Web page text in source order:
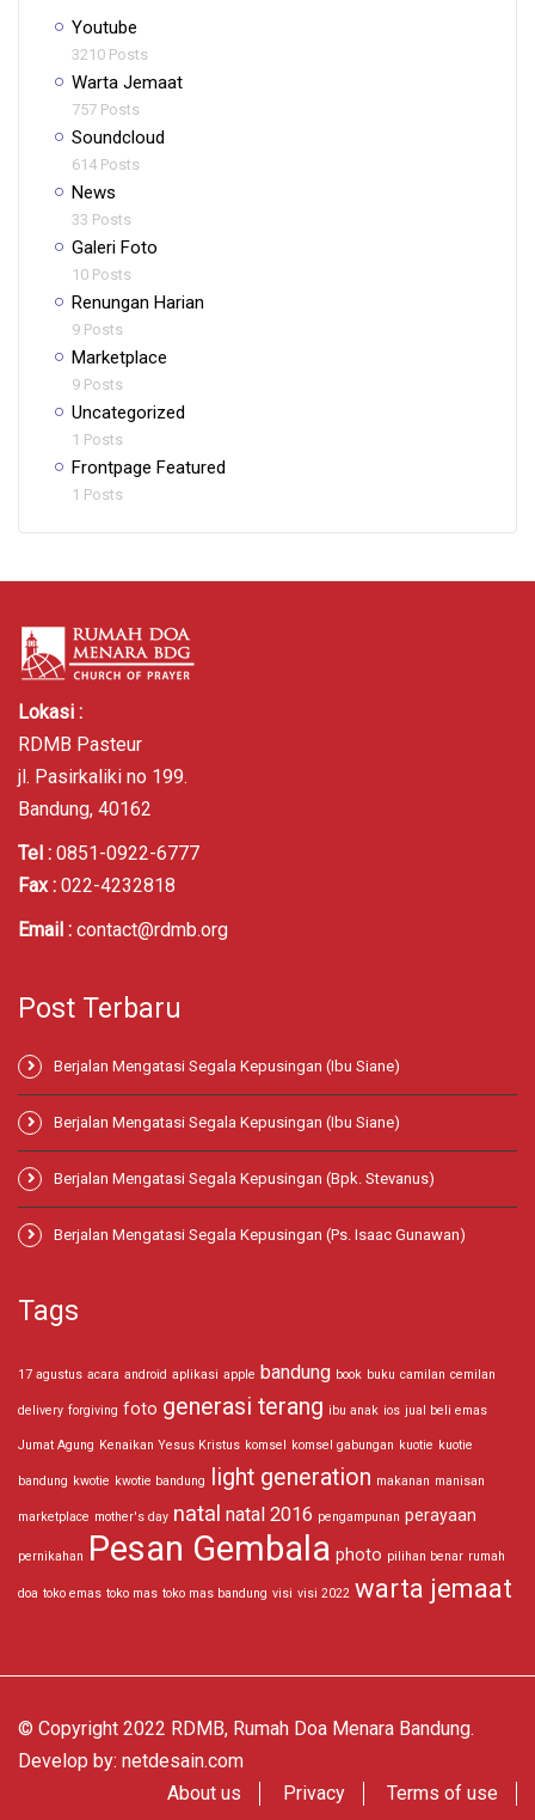
Youtube
3210 Posts
Warta Jemaat
757 Posts
Soundcloud
614 Posts
News
33 Posts
Galeri Foto
10 Posts
Renungan Harian
9 Posts
Marketplace
9 Posts
Uncategorized
1 Posts
Frontpage Featured
1 Posts
Lokasi :
RDMB Pasteur
jl. Pasirkaliki no 199.
Bandung, 40162
Tel : 0851-0922-6777
Fax : 022-4232818
Email : contact@rdmb.org
Post Terbaru
Berjalan Mengatasi Segala Kepusingan (Ibu Siane)
Berjalan Mengatasi Segala Kepusingan (Ibu Siane)
Berjalan Mengatasi Segala Kepusingan (Bpk. Stevanus)
Berjalan Mengatasi Segala Kepusingan (Ps. Isaac Gunawan)
Tags
17 agustus acara android aplikasi apple bandung book buku camilan cemilan
delivery forgiving foto generasi terang ibu anak ios jual beli emas
Jumat Agung Kenaikan Yesus Kristus komsel komsel gabungan kuotie kuotie
bandung kwotie kwotie bandung light generation makanan manisan
marketplace mother's day natal natal 2016 pengampunan perayaan
pernikahan Pesan Gembala photo pilihan benar rumah
doa toko emas toko mas toko mas bandung visi visi 2022 warta jemaat
© Copyright 2022 RDMB, Rumah Doa Menara Bandung.
Develop by: netdesain.com
About us
Privacy Terms of use